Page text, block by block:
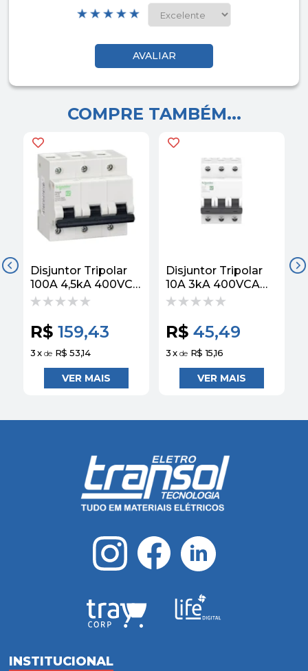
COMPRE TAMBÉM...
Disjuntor Tripolar
100A 4,5kA 400VCA
Curva C EZ9F33391
R$ 159,43
3x de R$ 53,14
Disjuntor Tripolar
10A 3kA 400VCA
Curva C EZ9F33310
R$ 45,49
3x de R$ 15,16
INSTITUCIONAL